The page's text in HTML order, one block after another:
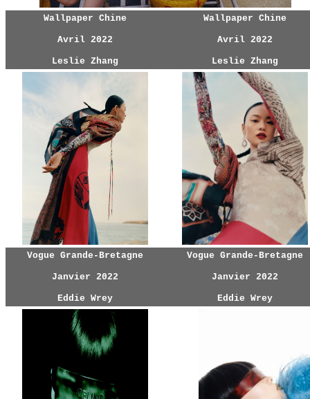
Wallpaper Chine
Avril 2022
Leslie Zhang
Wallpaper Chine
Avril 2022
Leslie Zhang
Vogue Grande-Bretagne
Janvier 2022
Eddie Wrey
Vogue Grande-Bretagne
Janvier 2022
Eddie Wrey